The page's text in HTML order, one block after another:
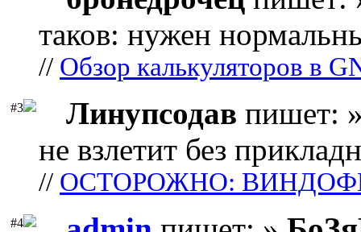
таков: нужен
// Обзор калькуляторов в
#3 Линупсодав пишет:
не взлетит без
// ОСТОРОЖНО:
#4